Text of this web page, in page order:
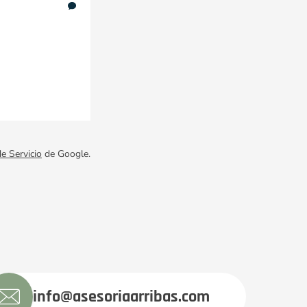
Servicio de Google.
info@asesoriaarribas.com